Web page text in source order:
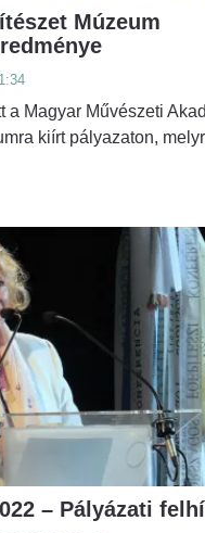
Múzeum
a Magyar Művészeti
kiírt pályazaton,
– Pályázati